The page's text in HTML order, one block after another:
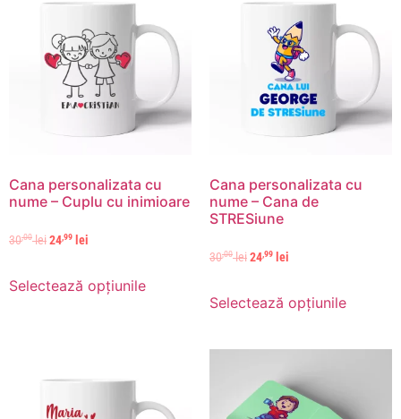
Cana personalizata cu
nume – Cuplu cu inimioare
30,00 lei24,99 lei
Selectează opțiunile
Cana personalizata cu
nume – Cana de
STRESiune
30,00 lei24,99 lei
Selectează opțiunile